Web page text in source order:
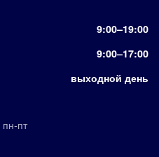
9:00–19:00
9:00–17:00
выходной день
пн-пт